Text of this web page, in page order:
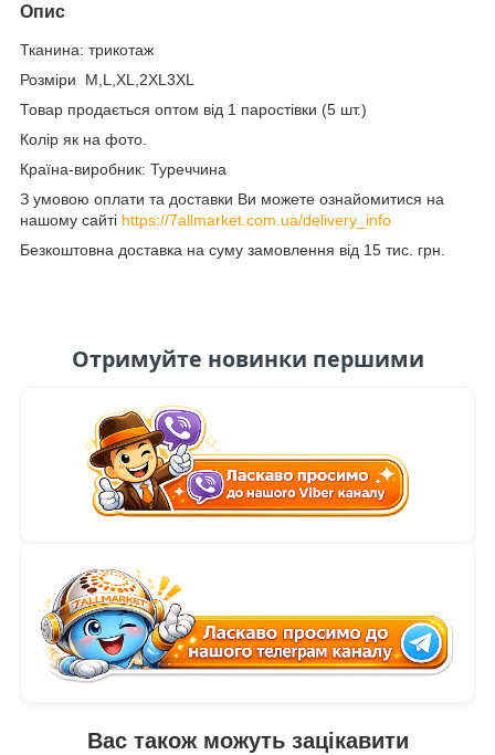
Опис
Тканина: трикотаж
Розміри M,L,XL,2XL3XL
Товар продається оптом від 1 паростівки (5 шт.)
Колір як на фото.
Країна-виробник: Туреччина
З умовою оплати та доставки Ви можете ознайомитися на
нашому сайті https://7allmarket.com.ua/delivery_info
Безкоштовна доставка на суму замовлення від 15 тис. грн.
Отримуйте новинки першими
Вас також можуть зацікавити